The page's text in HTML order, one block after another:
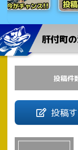
肝付町
投稿件
投稿